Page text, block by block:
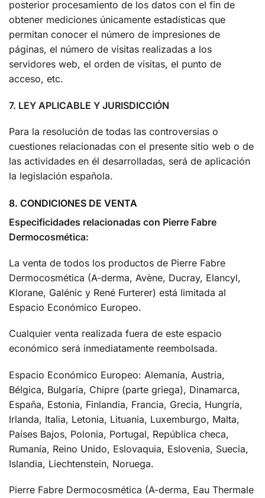
posterior procesamiento de los datos con el fin de
obtener mediciones únicamente estadísticas que
permitan conocer el número de impresiones de
páginas, el número de visitas realizadas a los
servidores web, el orden de visitas, el punto de
acceso, etc.
7. LEY APLICABLE Y JURISDICCIÓN
Para la resolución de todas las controversias o
cuestiones relacionadas con el presente sitio web o de
las actividades en él desarrolladas, será de aplicación
la legislación española.
8. CONDICIONES DE VENTA
Especificidades relacionadas con Pierre Fabre
Dermocosmética:
La venta de todos los productos de Pierre Fabre
Dermocosmética (A-derma, Avène, Ducray, Elancyl,
Klorane, Galénic y René Furterer) está limitada al
Espacio Económico Europeo.
Cualquier venta realizada fuera de este espacio
económico será inmediatamente reembolsada.
Espacio Económico Europeo: Alemania, Austria,
Bélgica, Bulgaria, Chipre (parte griega), Dinamarca,
España, Estonia, Finlandia, Francia, Grecia, Hungría,
Irlanda, Italia, Letonia, Lituania, Luxemburgo, Malta,
Países Bajos, Polonia, Portugal, República checa,
Rumanía, Reino Unido, Eslovaquia, Eslovenia, Suecia,
Islandia, Liechtenstein, Noruega.
Pierre Fabre Dermocosmética (A-derma, Eau Thermale